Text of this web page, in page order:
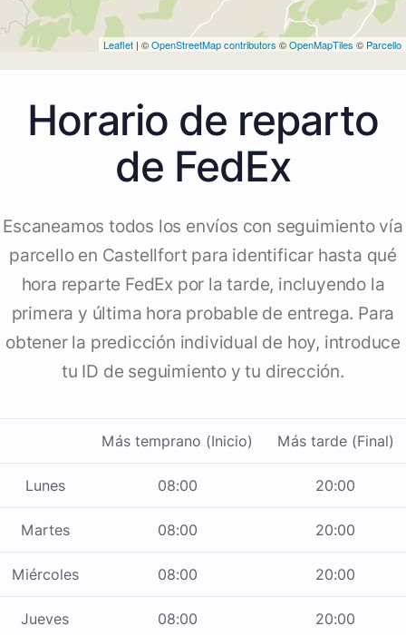
Leaflet | ©OpenStreetMap contributors ©OpenMapTiles © Parcello
Horario de reparto
de FedEx
Escaneamos todos los envíos con seguimiento vía
parcello en Castellfort para identificar hasta qué
hora reparte FedEx por la tarde, incluyendo la
primera y última hora probable de entrega. Para
obtener la predicción individual de hoy, introduce
tu ID de seguimiento y tu dirección.
Más temprano (Inicio) Más tarde (Final)
Lunes 08:00 20:00
Martes 08:00 20:00
Miércoles 08:00 20:00
Jueves 08:00 20:00